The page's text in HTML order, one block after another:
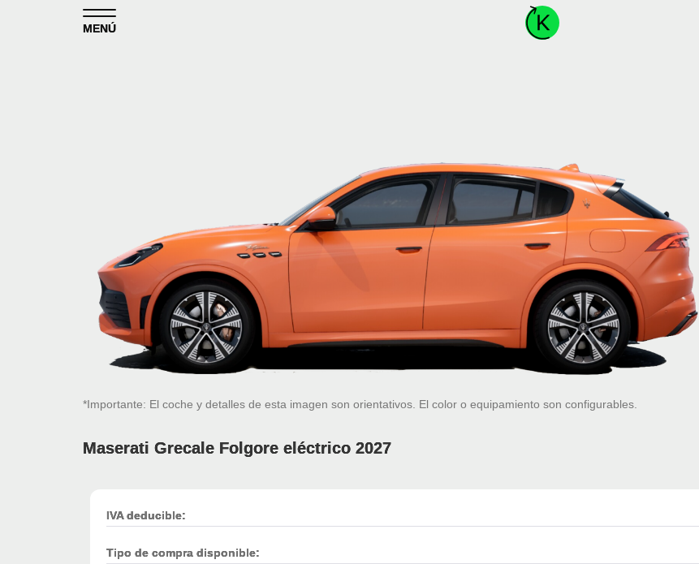
MENÚ
*Importante: El coche y detalles de esta imagen son orientativos. El color o equipamiento son configurables.
Maserati Grecale Folgore eléctrico 2027
IVA deducible:
Tipo de compra disponible: